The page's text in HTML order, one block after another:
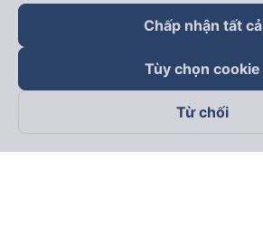
Theo dõi chúng tôi trên
Chấp nhận tất cả
Tùy chọn cookie
Từ chối